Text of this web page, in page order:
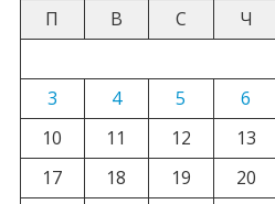
П
В С Ч
3
4 5 6
10
11 12 13
17
18 19 20